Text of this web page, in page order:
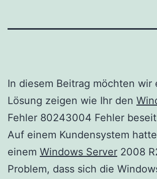
In diesem Beitrag möchten wir
Lösung zeigen wie Ihr den
Fehler 80243004 Fehler
Auf einem Kundensystem
einem Windows Server 2008
Problem, dass sich die